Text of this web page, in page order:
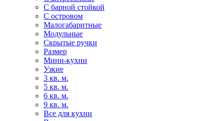
С барной стойкой
С островом
Малогабаритные
Модульные
Скрытые ручки
Размер
Мини-кухни
Узкие
3 кв. м.
5 кв. м.
6 кв. м.
9 кв. м.
Все для кухни